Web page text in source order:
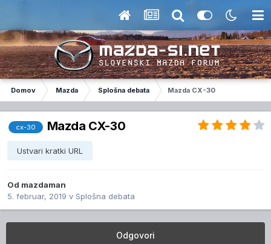
Domov Mazda Splošna debata Mazda CX-30
cx-30 Mazda CX-30
Ustvari kratki URL
Od mazdaman
5. februar, 2019 v Splošna debata
Odgovori